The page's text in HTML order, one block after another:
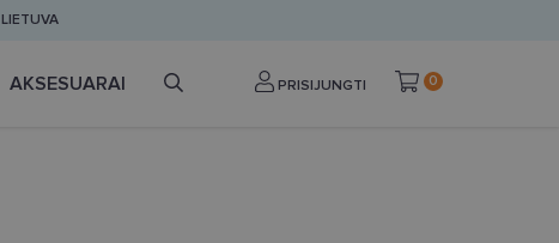
LIETUVA
AKSESUARAI PRISIJUNGTI 0